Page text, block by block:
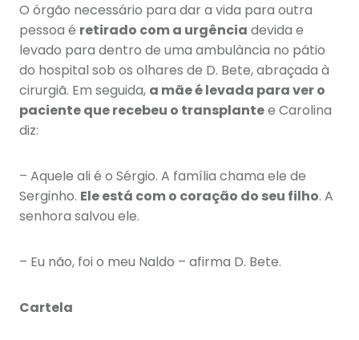
O órgão necessário para dar a vida para outra
pessoa é retirado com a urgência devida e
levado para dentro de uma ambulância no pátio
do hospital sob os olhares de D. Bete, abraçada à
cirurgiã. Em seguida, a mãe é levada para ver o
paciente que recebeu o transplantee Carolina
diz:
– Aquele ali é o Sérgio. A família chama ele de
Serginho. Ele está com o coração do seu filho. A
senhora salvou ele.
– Eu não, foi o meu Naldo – afirma D. Bete.
Cartela